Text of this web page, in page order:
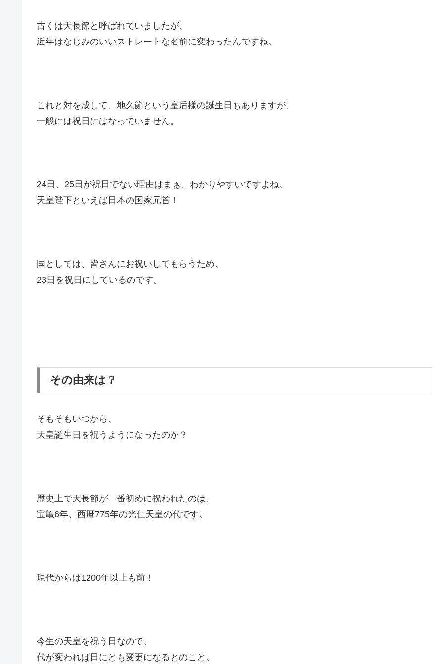
古くは天長節 と呼ばれていましたが、
近年はなじみのいいストレートな名前に変わったんですね。
これと対を成して、 地久節 という皇后様の誕生日もありますが、
一般には祝日にはなっていません。
24日、25日が祝日でない理由はまぁ、わかりやすいですよね。
天皇陛下といえば日本の国家元首！
国としては、皆さんにお祝いしてもらうため、
23日を祝日にしているのです。
その由来は？
そもそもいつから、
天皇誕生日を祝うようになったのか？
歴史上で天長節が一番初めに祝われたのは、
宝亀6年、西暦775年の光仁天皇の代です。
現代からは1200年以上も前！
今生の天皇を祝う日なので、
代が変われば日にとも変更になるとのこと。